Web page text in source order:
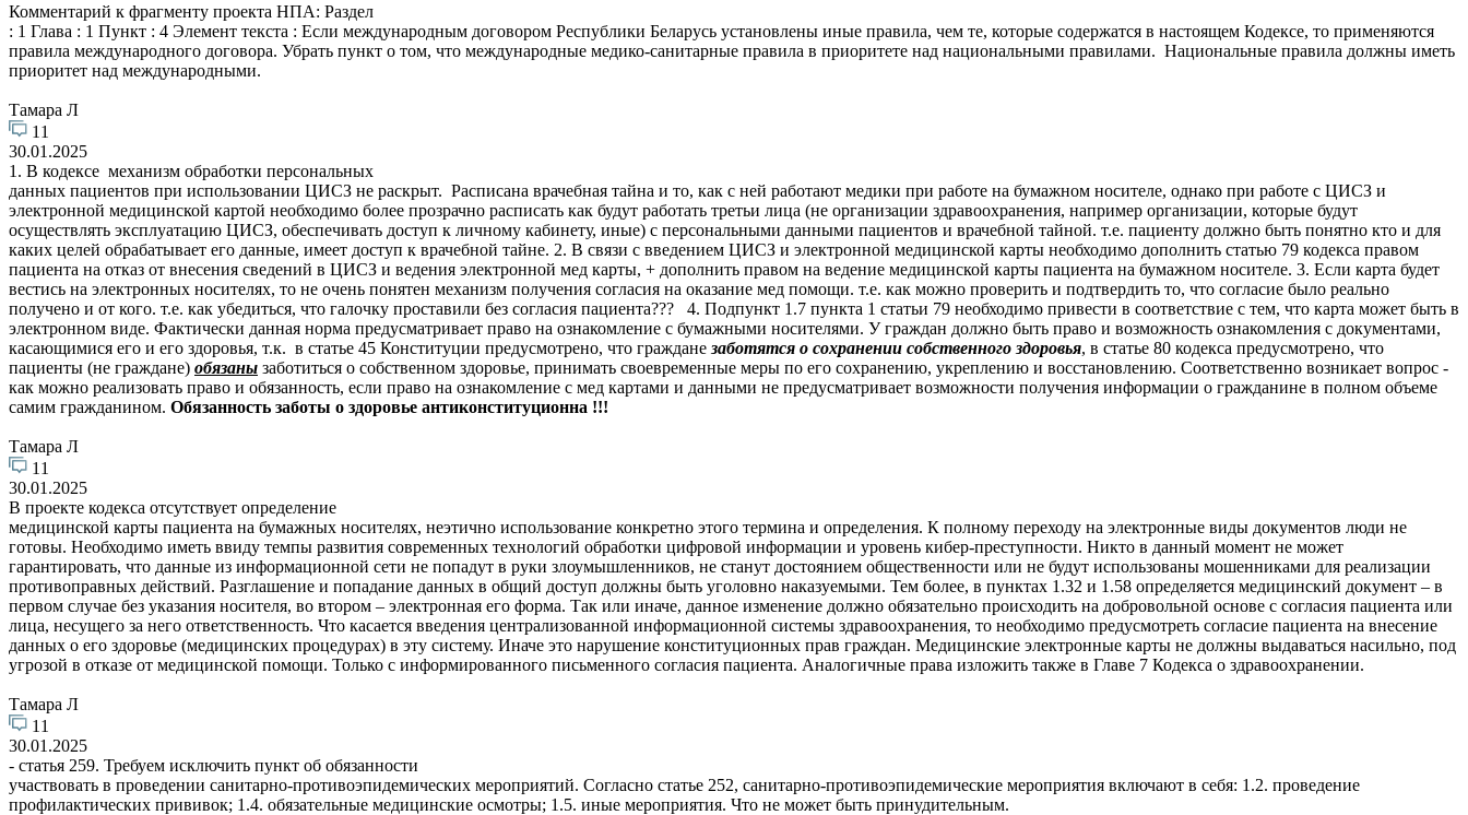
Комментарий к фрагменту проекта НПА: Раздел
: 1 Глава : 1 Пункт : 4 Элемент текста : Если международным договором Республики Беларусь установлены иные правила, чем те, которые содержатся в настоящем Кодексе, то применяются
правила международного договора. Убрать пункт о том, что международные медико-санитарные правила в приоритете над национальными правилами. Национальные правила должны иметь
приоритет над международными.
Тамара Л
11
30.01.2025
1. В кодексе механизм обработки персональных
данных пациентов при использовании ЦИСЗ не раскрыт. Расписана врачебная тайна и то, как с ней работают медики при работе на бумажном носителе, однако при работе с ЦИСЗ и
электронной медицинской картой необходимо более прозрачно расписать как будут работать третьи лица (не организации здравоохранения, например организации, которые будут
осуществлять эксплуатацию ЦИСЗ, обеспечивать доступ к личному кабинету, иные) с персональными данными пациентов и врачебной тайной. т.е. пациенту должно быть понятно кто и для
каких целей обрабатывает его данные, имеет доступ к врачебной тайне. 2. В связи с введением ЦИСЗ и электронной медицинской карты необходимо дополнить статью 79 кодекса правом
пациента на отказ от внесения сведений в ЦИСЗ и ведения электронной мед карты, + дополнить правом на ведение медицинской карты пациента на бумажном носителе. 3. Если карта будет
вестись на электронных носителях, то не очень понятен механизм получения согласия на оказание мед помощи. т.е. как можно проверить и подтвердить то, что согласие было реально
получено и от кого. т.е. как убедиться, что галочку проставили без согласия пациента??? 4. Подпункт 1.7 пункта 1 статьи 79 необходимо привести в соответствие с тем, что карта может быть в
электронном виде. Фактически данная норма предусматривает право на ознакомление с бумажными носителями. У граждан должно быть право и возможность ознакомления с документами,
касающимися его и его здоровья, т.к. в статье 45 Конституции предусмотрено, что граждане заботятся о сохранении собственного здоровья, в статье 80 кодекса предусмотрено, что
пациенты (не граждане) обязаны заботиться о собственном здоровье, принимать своевременные меры по его сохранению, укреплению и восстановлению. Соответственно возникает вопрос -
как можно реализовать право и обязанность, если право на ознакомление с мед картами и данными не предусматривает возможности получения информации о гражданине в полном объеме
самим гражданином. Обязанность заботы о здоровье антиконституционна !!!
Тамара Л
11
30.01.2025
В проекте кодекса отсутствует определение
медицинской карты пациента на бумажных носителях, неэтично использование конкретно этого термина и определения. К полному переходу на электронные виды документов люди не
готовы. Необходимо иметь ввиду темпы развития современных технологий обработки цифровой информации и уровень кибер-преступности. Никто в данный момент не может
гарантировать, что данные из информационной сети не попадут в руки злоумышленников, не станут достоянием общественности или не будут использованы мошенниками для реализации
противоправных действий. Разглашение и попадание данных в общий доступ должны быть уголовно наказуемыми. Тем более, в пунктах 1.32 и 1.58 определяется медицинский документ – в
первом случае без указания носителя, во втором – электронная его форма. Так или иначе, данное изменение должно обязательно происходить на добровольной основе с согласия пациента или
лица, несущего за него ответственность. Что касается введения централизованной информационной системы здравоохранения, то необходимо предусмотреть согласие пациента на внесение
данных о его здоровье (медицинских процедурах) в эту систему. Иначе это нарушение конституционных прав граждан. Медицинские электронные карты не должны выдаваться насильно, под
угрозой в отказе от медицинской помощи. Только с информированного письменного согласия пациента. Аналогичные права изложить также в Главе 7 Кодекса о здравоохранении.
Тамара Л
11
30.01.2025
- статья 259. Требуем исключить пункт об обязанности
участвовать в проведении санитарно-противоэпидемических мероприятий. Согласно статье 252, санитарно-противоэпидемические мероприятия включают в себя: 1.2. проведение
профилактических прививок; 1.4. обязательные медицинские осмотры; 1.5. иные мероприятия. Что не может быть принудительным.